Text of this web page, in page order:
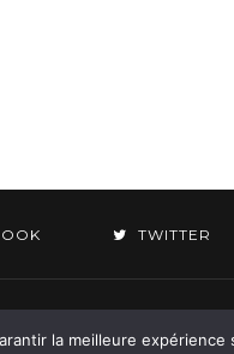
TWITTER
la meilleure